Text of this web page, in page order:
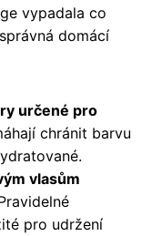
vypadala co
domácí
určené pro
chránit barvu
vlasům
pro udržení